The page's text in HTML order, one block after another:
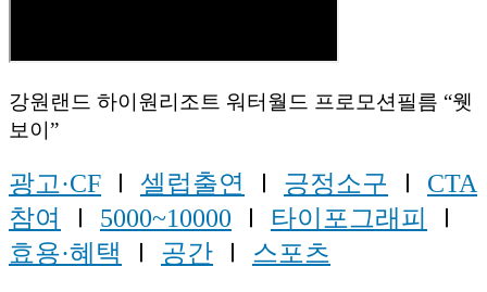
강원랜드 하이원리조트 워터월드 프로모션필름 “웻
보이”
광고·CF Ⅰ 셀럽출연 Ⅰ 긍정소구 Ⅰ CTA
참여
Ⅰ 5000~10000 Ⅰ 타이포그래피
Ⅰ
효용·혜택
Ⅰ 공간 Ⅰ 스포츠